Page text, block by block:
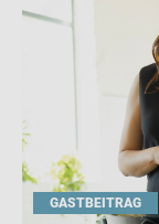
GASTBEITRAG